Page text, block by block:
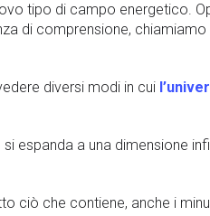
tipo di campo energetico.
di comprensione, chiamiamo
diversi modi in cui
espanda a una dimensione
ciò che contiene, anche i